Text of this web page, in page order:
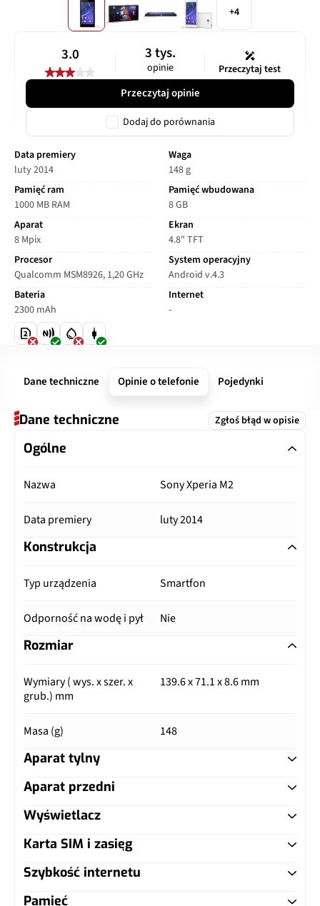
+4
3.0 3 tys.
opinie Przeczytaj test
Przeczytaj opinie
Dodaj do porównania
Data premiery
luty 2014
Pamięć ram
1000 MB RAM
Aparat
8 Mpix
Procesor
Qualcomm MSM8926, 1,20 GHz
Bateria
2300 mAh
Waga
148 g
Pamięć wbudowana
8 GB
Ekran
4.8" TFT
System operacyjny
Android v.4.3
Internet
-
Dane techniczne Opinie o telefonie Pojedynki
Dane techniczne Zgłoś błąd w opisie
Ogólne
Nazwa Sony Xperia M2
Data premiery luty 2014
Konstrukcja
Typ urządzenia Smartfon
Odporność na wodę i pył Nie
Rozmiar
Wymiary ( wys. x szer. x
grub.) mm
139.6 x 71.1 x 8.6 mm
Masa (g) 148
Aparat tylny
Główny aparat
Autofocus
Lampa błyskowa
Aparat przedni
Główny aparat
Wyświetlacz
Typ ekranu
Karta SIM i zasięg
Typ karty SIM
Szybkość internetu
Pamięć